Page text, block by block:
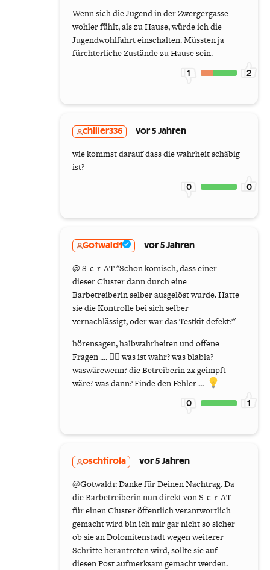
Wenn sich die Jugend in der Zwergergasse
wohler fühlt, als zu Hause, würde ich die
Jugendwohlfahrt einschalten. Müssten ja
fürchterliche Zustände zu Hause sein.
1 2
chiller336 vor 5 Jahren
wie kommst darauf dass die wahrheit schäbig
ist?
0 0
Gotwald1 vor 5 Jahren
@ S-c-r-AT "Schon komisch, dass einer
dieser Cluster dann durch eine
Barbetreiberin selber ausgelöst wurde. Hatte
sie die Kontrolle bei sich selber
vernachlässigt, oder war das Testkit defekt?"
hörensagen, halbwahrheiten und offene
Fragen .... 🤷‍♂️ was ist wahr? was blabla?
waswärewenn? die Betreiberin 2x geimpft
wäre? was dann? Finde den Fehler ...
0 1
oschtirola vor 5 Jahren
@Gotwald1: Danke für Deinen Nachtrag. Da
die Barbetreiberin nun direkt von S-c-r-AT
für einen Cluster öffentlich verantwortlich
gemacht wird bin ich mir gar nicht so sicher
ob sie an Dolomitenstadt wegen weiterer
Schritte herantreten wird, sollte sie auf
diesen Post aufmerksam gemacht werden.